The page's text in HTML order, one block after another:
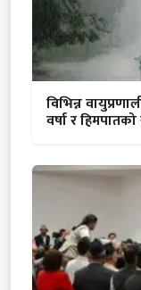
विभिन्न
वर्षा र